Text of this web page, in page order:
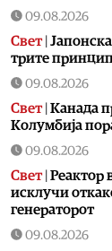
09.08.2026
Свет|
трите
09.08.2026
Свет| Канада
Колумбија
09.08.2026
Свет| Реактор
исклучи
генераторот
09.08.2026